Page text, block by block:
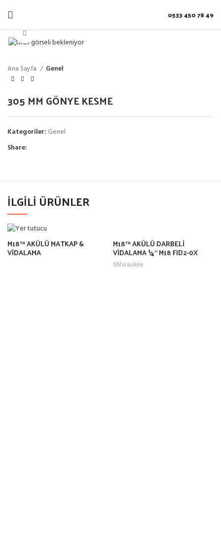
0533 450 78 49
Ana Sayfa Genel
305 MM GÖNYE KESME
Kategoriler: Genel
Share:
İLGILI ÜRÜNLER
M18™ AKÜLÜ MATKAP &
VİDALAMA
M18™ AKÜLÜ DARBELİ
VİDALAMA 1⁄4“ M18 FID2-0X
Milwaukee